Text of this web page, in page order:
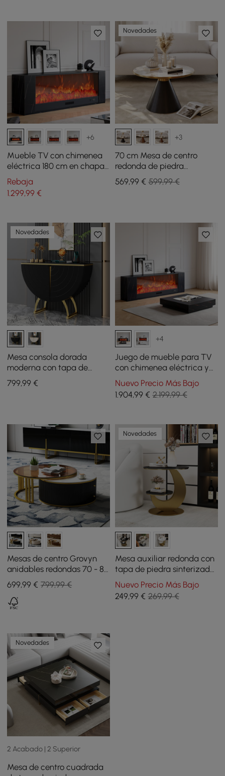
+6
Mueble TV con chimenea
eléctrica 180 cm en chapa
de piedra sinterizada con
control remoto - negro
Rebaja
1.299,99 €
Novedades
+3
70 cm Mesa de centro
redonda de piedra
sinterizada negra Sculra
569,99€ 599,99 €
Novedades
Mesa consola dorada
moderna con tapa de
piedra sinterizada, armario
de almacenamiento con
799,99 €
+4
Juego de mueble para TV
con chimenea eléctrica y
mesa de centro de piedra
sinterizada de 71"
Nuevo Precio Más Bajo
1.904,99€ 2.199,99 €
Mesas de centro Grovyn
anidables redondas 70 - 80
cm con tapa de piedra
sinterizada negro
699,99 € 799,99 €
Novedades
Mesa auxiliar redonda con
tapa de piedra sinterizada
con 2 niveles, 51 cm
Nuevo Precio Más Bajo
249,99€ 269,99 €
Novedades
2 Acabado | 2 Superior
Mesa de centro cuadrada